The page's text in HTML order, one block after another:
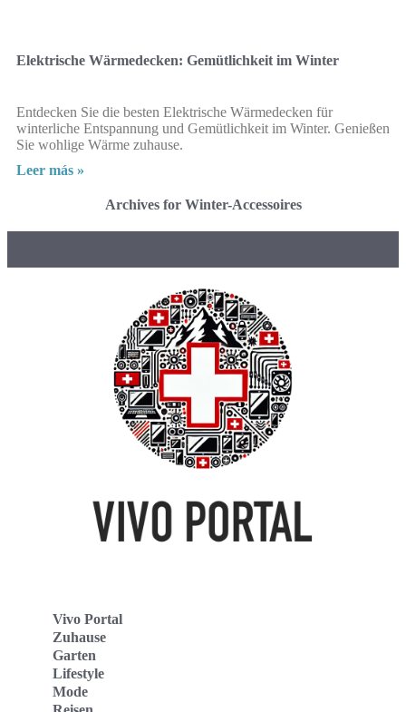
Elektrische Wärmedecken: Gemütlichkeit im Winter
Entdecken Sie die besten Elektrische Wärmedecken für
winterliche Entspannung und Gemütlichkeit im Winter. Genießen
Sie wohlige Wärme zuhause.
Leer más »
Archives for Winter-Accessoires
Vivo Portal
Zuhause
Garten
Lifestyle
Mode